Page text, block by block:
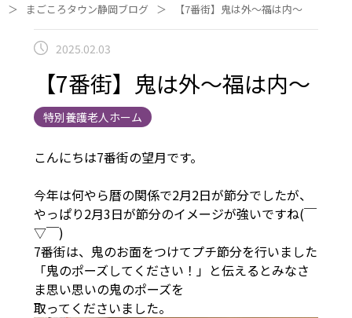
＞
まごころタウン静岡ブログ ＞ 【7番街】鬼は外〜福は内〜
2025.02.03
【7番街】鬼は外〜福は内〜
特別養護老人ホーム
こんにちは7番街の望月です。
今年は何やら暦の関係で2月2日が節分でしたが、
やっぱり2月3日が節分のイメージが強いですね(￣
▽￣)
7番街は、鬼のお面をつけてプチ節分を行いました
「鬼のポーズしてください！」と伝えるとみなさ
ま思い思いの鬼のポーズを
取ってくださいました。